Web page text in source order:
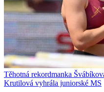
Těhotná rekordmanka
Krutilová vyhrála juniorské MS